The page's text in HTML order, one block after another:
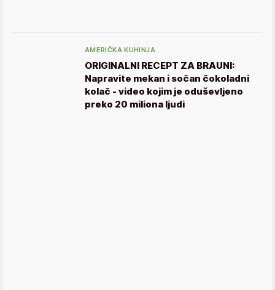
AMERIČKA KUHINJA
ORIGINALNI RECEPT ZA BRAUNI:
Napravite mekan i sočan čokoladni
kolač - video kojim je oduševljeno
preko 20 miliona ljudi